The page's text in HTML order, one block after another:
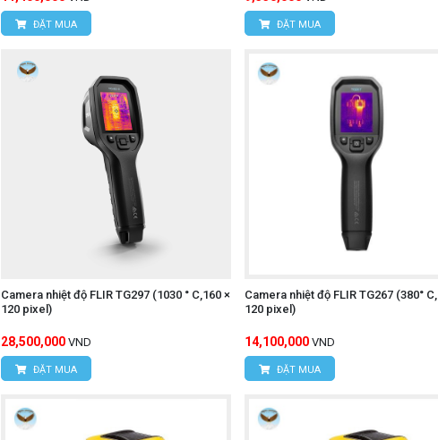
ĐẶT MUA ĐẶT MUA
Camera nhiệt độ FLIR TG297 (1030 ° C,160 ×
120 pixel)
28,500,000 VND
ĐẶT MUA
Camera nhiệt độ FLIR TG267 (380°
120 pixel)
14,100,000 VND
ĐẶT MUA